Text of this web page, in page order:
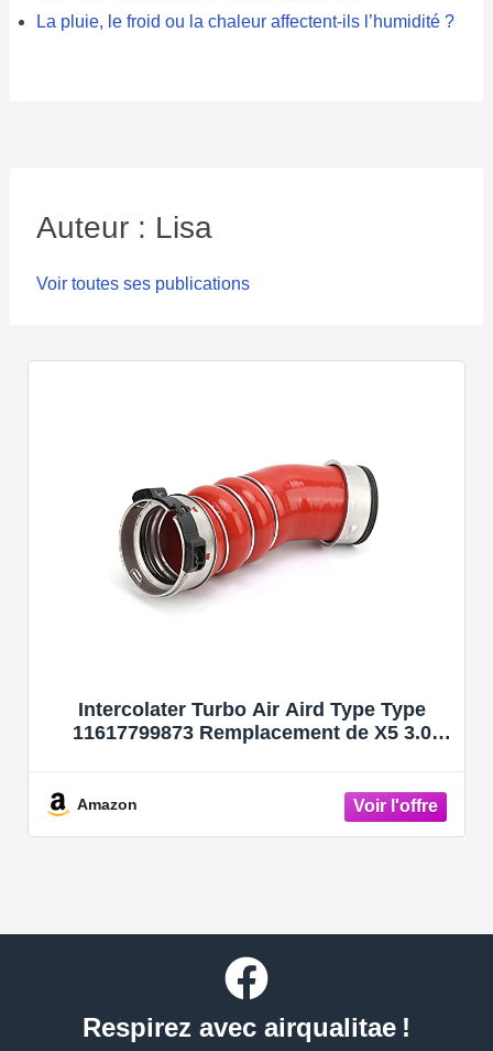
La pluie, le froid ou la chaleur affectent-ils l’humidité ?
Auteur : Lisa
Voir toutes ses publications
Intercolater Turbo Air Aird Type Type
11617799873 Remplacement de X5 3.0
Amazon
Respirez avec airqualitae !